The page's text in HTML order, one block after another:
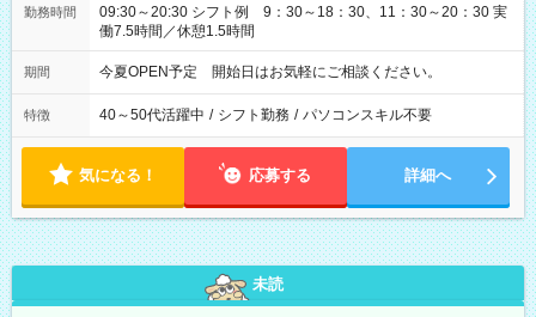
勤務時間
09:30～20:30 シフト例 9：30～18：30、11：30～20：30 実
働7.5時間／休憩1.5時間
期間 今夏OPEN予定 開始日はお気軽にご相談ください。
特徴 40～50代活躍中 / シフト勤務 / パソコンスキル不要
気になる！ 応募する 詳細へ
未読